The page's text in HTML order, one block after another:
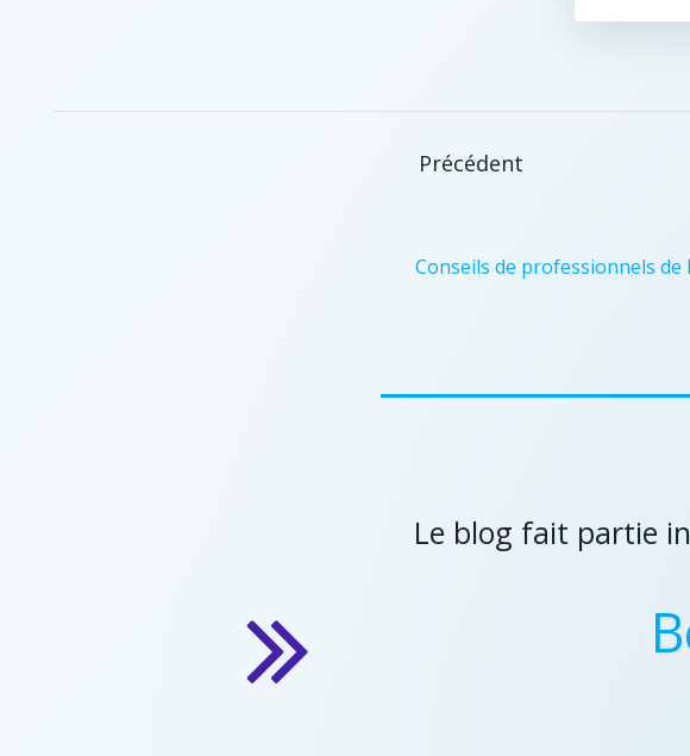
Précédent
Conseils de professionnels
Le blog fait partie